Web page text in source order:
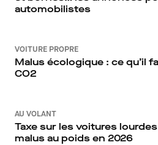
automobilistes
VOITURE PROPRE
Malus écologique : ce qu’il
CO2
AU VOLANT
Taxe sur les voitures
malus au poids en 2026